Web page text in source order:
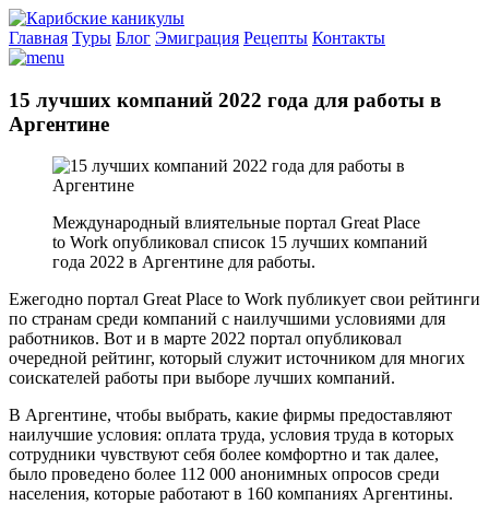
Главная Туры Блог Эмиграция Рецепты Контакты
15 лучших компаний 2022 года для работы в
Аргентине
Международный влиятельные портал Great Place
to Work опубликовал список 15 лучших компаний
года 2022 в Аргентине для работы.
Ежегодно портал Great Place to Work публикует свои рейтинги
по странам среди компаний с наилучшими условиями для
работников. Вот и в марте 2022 портал опубликовал
очередной рейтинг, который служит источником для многих
соискателей работы при выборе лучших компаний.
В Аргентине, чтобы выбрать, какие фирмы предоставляют
наилучшие условия: оплата труда, условия труда в которых
сотрудники чувствуют себя более комфортно и так далее,
было проведено более 112 000 анонимных опросов среди
населения, которые работают в 160 компаниях Аргентины.